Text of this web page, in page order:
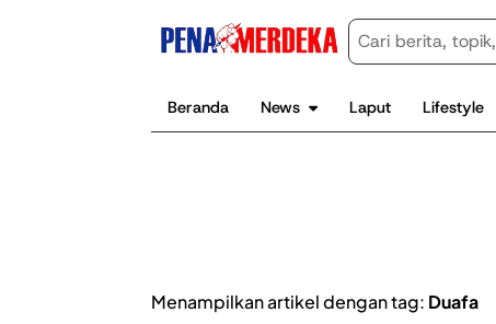
Beranda News Laput Lifestyle
Menampilkan artikel dengan tag: Duafa